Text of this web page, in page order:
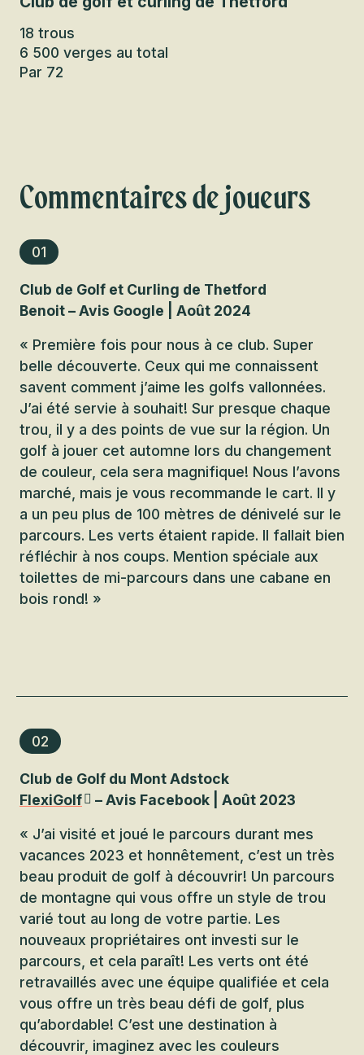
18 trous
6 500 verges au total
Par 72
Commentaires de joueurs
01
Club de Golf et Curling de Thetford
Benoit – Avis Google | Août 2024
« Première fois pour nous à ce club. Super
belle découverte. Ceux qui me connaissent
savent comment j’aime les golfs vallonnées.
J’ai été servie à souhait! Sur presque chaque
trou, il y a des points de vue sur la région. Un
golf à jouer cet automne lors du changement
de couleur, cela sera magnifique! Nous l’avons
marché, mais je vous recommande le cart. Il y
a un peu plus de 100 mètres de dénivelé sur le
parcours. Les verts étaient rapide. Il fallait bien
réfléchir à nos coups. Mention spéciale aux
toilettes de mi-parcours dans une cabane en
bois rond! »
02
Club de Golf du Mont Adstock
FlexiGolf
– Avis Facebook | Août 2023
« J’ai visité et joué le parcours durant mes
vacances 2023 et honnêtement, c’est un très
beau produit de golf à découvrir! Un parcours
de montagne qui vous offre un style de trou
varié tout au long de votre partie. Les
nouveaux propriétaires ont investi sur le
parcours, et cela paraît! Les verts ont été
retravaillés avec une équipe qualifiée et cela
vous offre un très beau défi de golf, plus
qu’abordable! C’est une destination à
découvrir, imaginez avec les couleurs